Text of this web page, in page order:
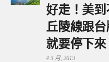
好走！美到
丘陵線跟
就要停下
4 9 月, 2019